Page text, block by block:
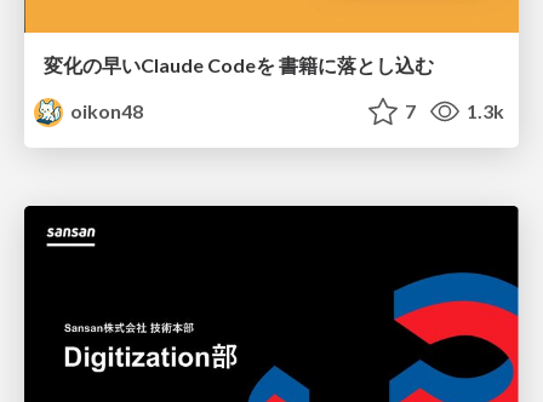
変化の早いClaude Codeを 書籍に落とし込む
oikon48
7 1.3k